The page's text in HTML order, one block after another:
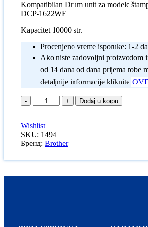
Kompatibilan Drum unit za modele
DCP-1622WE
Kapacitet 10000 str.
Procenjeno vreme isporuke: 1-2
Ako niste zadovoljni proizvodom
od 14 dana od dana prijema robe
detaljnije informacije kliknite
Dodaj u korpu
Wishlist
SKU: 1494
Бренд: Brother